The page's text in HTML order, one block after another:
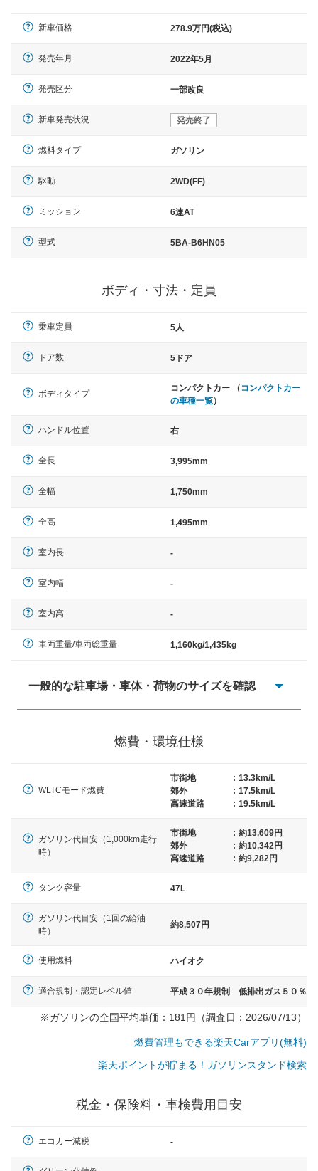
新車価格 278.9万円(税込)
発売年月 2022年5月
発売区分 一部改良
新車発売状況 発売終了
燃料タイプ ガソリン
駆動 2WD(FF)
ミッション 6速AT
型式 5BA-B6HN05
ボディ・寸法・定員
乗車定員 5人
ドア数 5ドア
ボディタイプ
コンパクトカー （コンパクトカー
の車種一覧）
ハンドル位置 右
全長 3,995mm
全幅 1,750mm
全高 1,495mm
室内長 -
室内幅 -
室内高 -
車両重量/車両総重量 1,160kg/1,435kg
一般的な駐車場・車体・荷物のサイズを確認
× 長さ 5,000mm 車路幅 5,000mmというサイズが標準値
燃費・環境仕様
WLTCモード燃費
市街地 : 13.3km/L
郊外
: 17.5km/L
高速道路
: 19.5km/L
ガソリン代目安（1,000km走行
時）
市街地 : 約13,609円
郊外
: 約10,342円
高速道路
: 約9,282円
タンク容量 47L
ガソリン代目安（1回の給油
時）
約8,507円
使用燃料 ハイオク
適合規制・認定レベル値 平成３０年規制 低排出ガス５０％
※ガソリンの全国平均単価：181円（調査日：2026/07/13）
燃費管理もできる楽天Carアプリ(無料)
楽天ポイントが貯まる！ガソリンスタンド検索
税金・保険料・車検費用目安
エコカー減税 -